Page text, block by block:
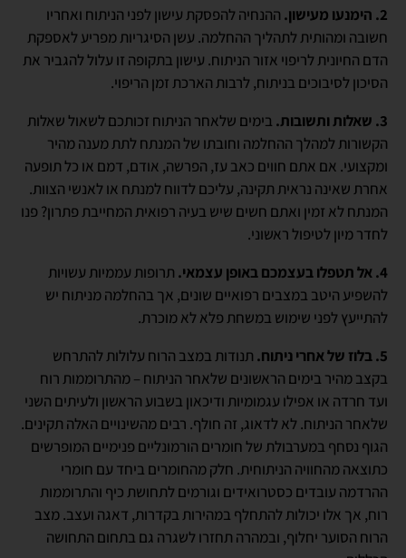
2. הימנעו מעישון.
ההנחיה להפסקת עישון לפני הניתוח ואחריו
חשובה ומהותית לתהליך ההחלמה. עשן הסיגריות מפריע לאספקת
הדם החיונית לריפוי אזור הניתוח. עישון בתקופה זו עלול להגביר את
הסיכון לסיבוכים בניתוח, לרבות הארכת זמן הריפוי.
3. שאלות ותשובות.
בימים שלאחר הניתוח זכותכם לשאול שאלות
הקשורות למהלך ההחלמה וחובתו של המנתח לתת מענה מהיר
ומקצועי. אם אתם חווים כאב עז, הפרשה, אודם, דמם או כל תופעה
אחרת שאינה נראית תקינה, עליכם לדווח למנתח או לאנשי הצוות.
המנתח לא זמין ואתם חשים שיש בעיה רפואית המחייבת פתרון? פנו
לחדר מיון לטיפול ראשוני.
4. אל תטפלו בעצמכם באופן עצמאי.
תרופות עממיות עשויות
להשפיע היטב במצבים רפואיים שונים, אך בהחלמה מניתוח יש
להתייעץ לפני שימוש במשחת פלא לא מוכרת.
5. בלוז של אחרי ניתוח.
תנודות במצב הרוח עלולות להתרחש
בקצב מהיר בימים הראשונים שלאחר הניתוח – מהתרוממות רוח
ועד חרדה או אפילו עגמומיות ודיכאון בשבוע הראשון ולעיתים השני
שלאחר הניתוח. לא לדאוג, זה חולף. רבים מהשינויים האלה תקינים.
הגוף נסחף במערבולת של חומרים הורמונליים פנימיים המופרשים
כתוצאה מהחוויה הניתוחית. חלק מהחומרים ביחד עם חומרי
ההרדמה עובדים כסטרואידים וגורמים לתחושת כיף והתרוממות
רוח, אך אלו יכולות להתחלף במהירות בקדרות, דאגה ועצב. מצב
הרוח הסוער יחלוף, ובמהרה תחזרו לשגרה גם בתחום התחושה